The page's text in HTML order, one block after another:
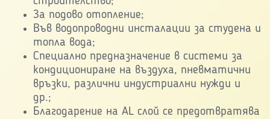
За подово отопление;
Във водопроводни инсталации за студена и
топла вода;
Специално предназначение в системи за
кондициониране на въздуха, пневматични
връзки, различни индустриални нужди и
др.;
Благодарение на AL слой се предотвратява